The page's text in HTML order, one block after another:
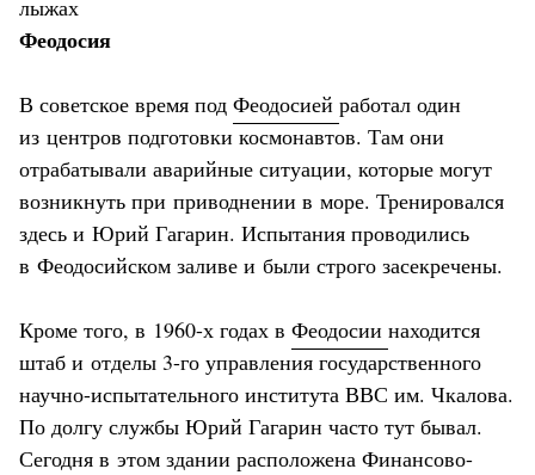
лыжах
Феодосия
В советское время под Феодосией работал один
из центров подготовки космонавтов. Там они
отрабатывали аварийные ситуации, которые могут
возникнуть при приводнении в море. Тренировался
здесь и Юрий Гагарин. Испытания проводились
в Феодосийском заливе и были строго засекречены.
Кроме того, в 1960-х годах в Феодосии находится
штаб и отделы 3-го управления государственного
научно-испытательного института ВВС им. Чкалова.
По долгу службы Юрий Гагарин часто тут бывал.
Сегодня в этом здании расположена Финансово-